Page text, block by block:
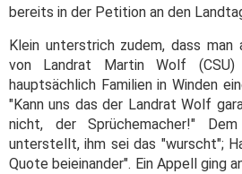
bereits in der Petition an den
Klein unterstrich zudem, dass man
von Landrat Martin Wolf
hauptsächlich Familien in Winden
"Kann uns das der Landrat Wolf
nicht, der Sprüchemacher!"
unterstellt, ihm sei das "wurscht";
Quote beieinander". Ein Appell ging